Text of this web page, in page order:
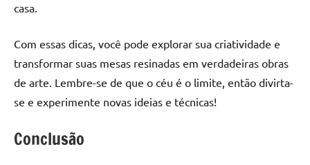
casa.
Com essas dicas, você pode explorar sua criatividade e
transformar suas mesas resinadas em verdadeiras obras
de arte. Lembre-se de que o céu é o limite, então divirta-
se e experimente novas ideias e técnicas!
Conclusão